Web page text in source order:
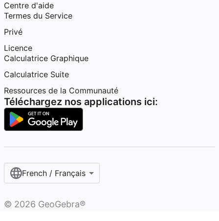
Centre d'aide
Termes du Service
Privé
Licence
Calculatrice Graphique
Calculatrice Suite
Ressources de la Communauté
Téléchargez nos applications ici:
French / Français‎
© 2026 GeoGebra®